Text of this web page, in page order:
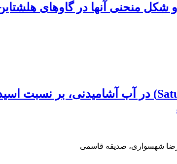
منحنی آنها در گاوهای
شهسواری، صدیقه قاسمی